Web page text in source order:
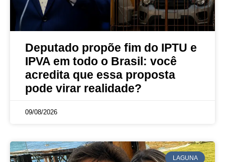
Deputado propõe fim do IPTU e
IPVA em todo o Brasil: você
acredita que essa proposta
pode virar realidade?
09/08/2026
LAGUNA